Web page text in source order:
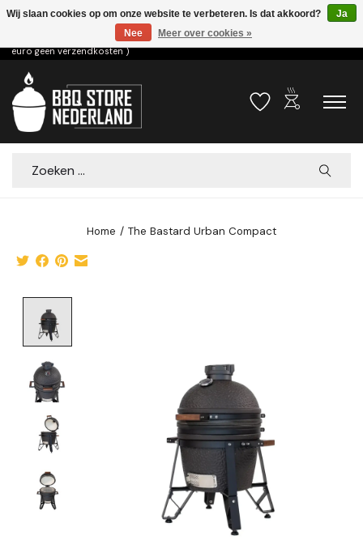
Voor 15.00u besteld dezelfde dag verzonden! ( 6,95 verzendkosten, vanaf 75
euro geen verzendkosten )
Verlanglijst
outdoor_grill
Zoeken
Home / The Bastard Urban Compact
Wij slaan cookies op om onze website te verbeteren. Is dat akkoord?
Ja
Nee
Meer over cookies »